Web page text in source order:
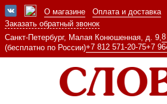
О магазине Оплата и доставка
Заказать обратный звонок
Санкт-Петербург, Малая Конюшенная, д. 9,
(бесплатно по России)+7 812 571-20-75+7